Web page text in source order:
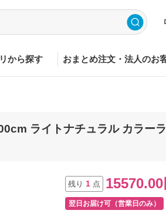
から探す おまとめ注文・法人のお
ライトナチュラル カラー
残り 1 点 15570.00
翌日お届け可（営業日のみ）